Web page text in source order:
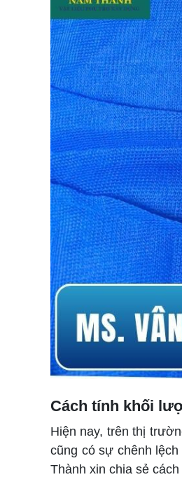
Cách tính khối
Hiện nay, trên thị
cũng có sự chênh
Thành xin chia sẻ